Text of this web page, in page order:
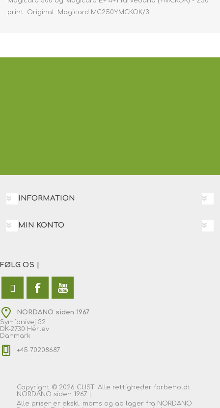
print. Original. Magicard MC250YMCKOK/3.
INFORMATION
MIN KONTO
FØLG OS |
NORDANO siden 1967
Symfonivej 32
DK-2730 Herlev
Danmark
+45 70208687
Copyright © 2026 CUST. Alle rettigheder forbeholdt.
NORDANO siden 1967 |
Alle priser er ekskl. moms og ab lager fra NORDANO